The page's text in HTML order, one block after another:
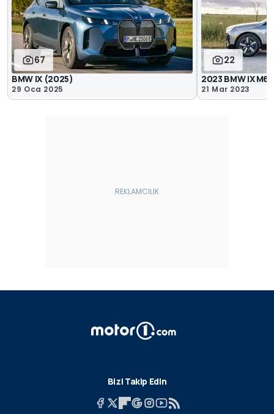
67
BMW iX (2025)
29 Oca 2025
22
2023 BMW iX M60
21 Mar 2023
Bizi Takip Edin